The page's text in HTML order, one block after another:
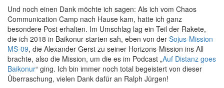
Und noch einen Dank möchte ich sagen: Als ich vom Chaos
Communication Camp nach Hause kam, hatte ich ganz
besondere Post erhalten. Im Umschlag lag ein Teil der Rakete,
die ich 2018 in Baikonur starten sah, eben von der Sojus-Mission
MS-09, die Alexander Gerst zu seiner Horizons-Mission ins All
brachte, also die Mission, um die es im Podcast „Auf Distanz goes
Baikonur“ ging. Ich bin immer noch total begeistert von dieser
Überraschung, vielen Dank dafür an Ralph Jürgen!